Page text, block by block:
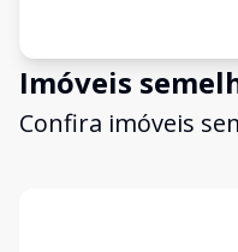
Imóveis
Confira imóveis